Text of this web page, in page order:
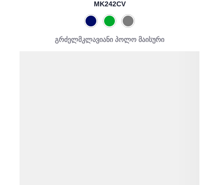
MK242CV
გრძელმკლავიანი პოლო მაისური